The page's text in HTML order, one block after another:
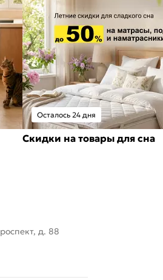
Осталось 24 дня
Скидки на товары для сна
д. 88